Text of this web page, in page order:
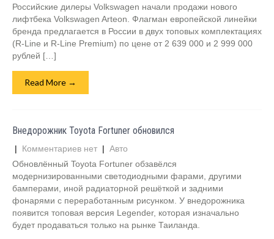
Российские дилеры Volkswagen начали продажи нового
лифтбека Volkswagen Arteon. Флагман европейской линейки
бренда предлагается в России в двух топовых комплектациях
(R-Line и R-Line Premium) по цене от 2 639 000 и 2 999 000
рублей […]
Read More →
Внедорожник Toyota Fortuner обновился
| Комментариев нет | Авто
Обновлённый Toyota Fortuner обзавёлся
модернизированными светодиодными фарами, другими
бамперами, иной радиаторной решёткой и задними
фонарями с переработанным рисунком. У внедорожника
появится топовая версия Legender, которая изначально
будет продаваться только на рынке Таиланда.